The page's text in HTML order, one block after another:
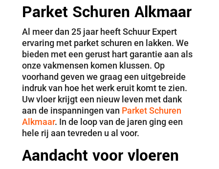
Parket Schuren Alkmaar
Al meer dan 25 jaar heeft Schuur Expert
ervaring met parket schuren en lakken. We
bieden met een gerust hart garantie aan als
onze vakmensen komen klussen. Op
voorhand geven we graag een uitgebreide
indruk van hoe het werk eruit komt te zien.
Uw vloer krijgt een nieuw leven met dank
aan de inspanningen van Parket Schuren
Alkmaar. In de loop van de jaren ging een
hele rij aan tevreden u al voor.
Aandacht voor vloeren